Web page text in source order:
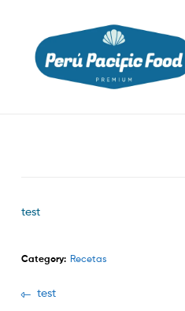
test
Category: Recetas
Navegación
Previous
test